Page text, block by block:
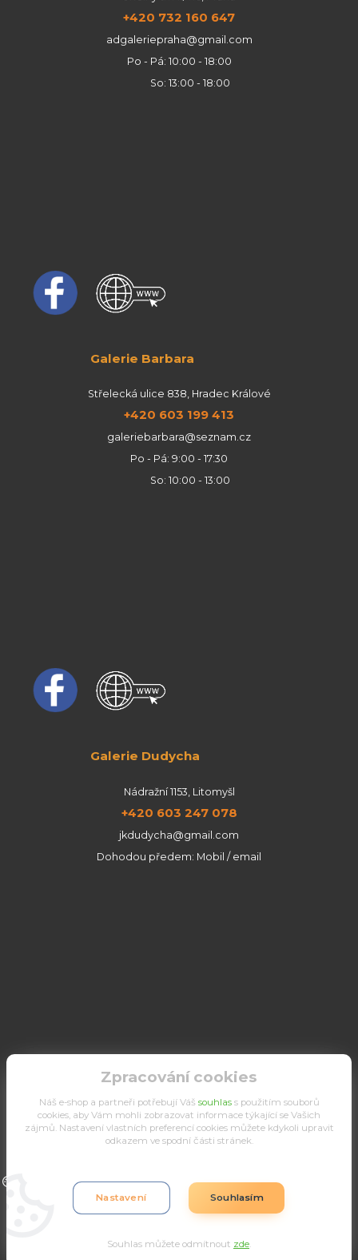
+420 732 160 647
adgaleriepraha@gmail.com
Po - Pá: 10:00 - 18:00
So: 13:00 - 18:00
Galerie Barbara
Střelecká ulice 838, Hradec Králové
+420 603 199 413
galeriebarbara@seznam.cz
Po - Pá: 9:00 - 17:30
So: 10:00 - 13:00
Galerie Dudycha
Nádražní 1153, Litomyšl
+420 603 247 078
jkdudycha@gmail.com
Dohodou předem: Mobil / email
Upravit sběr cookies.
Eshop-rychle.cz
Zpracování cookies
Náš e-shop a partneři potřebují Váš souhlass použitím souborů
cookies, aby Vám mohli zobrazovat informace týkající se Vašich
zájmů. Nastavení vlastních preferencí cookies můžete kdykoli upravit
odkazem ve spodní části stránek.
Nastavení Souhlasím
Souhlas můžete odmítnout zde.